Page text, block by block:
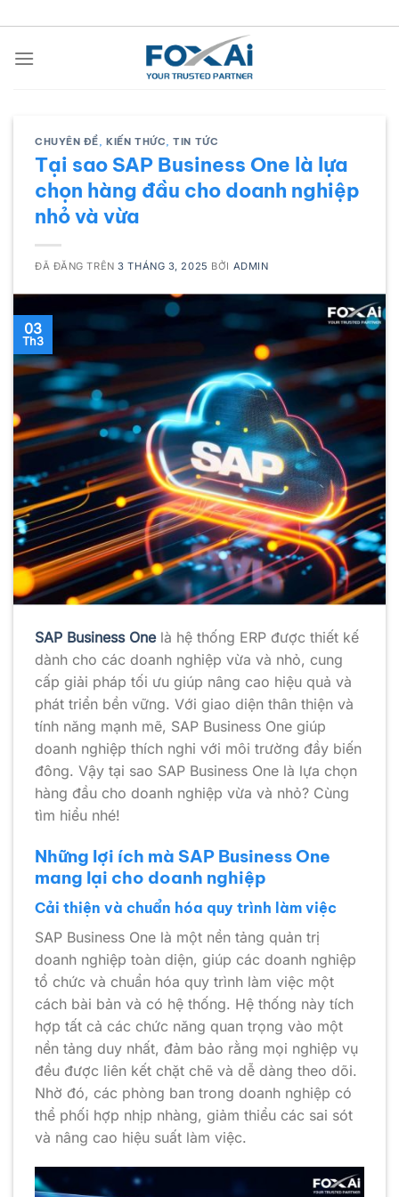
đến
nội
CHUYÊN ĐỀ,KIẾN THỨC,TIN TỨC
Tại sao SAP Business One là lựa
chọn hàng đầu cho doanh nghiệp
nhỏ và vừa
ĐÃ ĐĂNG TRÊN3 THÁNG 3, 2025 BỞI ADMIN
03
Th3
SAP Business Onelà hệ thống ERP được thiết kế
dành cho các doanh nghiệp vừa và nhỏ, cung
cấp giải pháp tối ưu giúp nâng cao hiệu quả và
phát triển bền vững. Với giao diện thân thiện và
tính năng mạnh mẽ, SAP Business One giúp
doanh nghiệp thích nghi với môi trường đầy biến
đông. Vậy tại sao SAP Business One là lựa chọn
hàng đầu cho doanh nghiệp vừa và nhỏ? Cùng
tìm hiểu nhé!
Những lợi ích mà SAP Business One
mang lại cho doanh nghiệp
Cải thiện và chuẩn hóa quy trình làm việc
SAP Business One là một nền tảng quản trị
doanh nghiệp toàn diện, giúp các doanh nghiệp
tổ chức và chuẩn hóa quy trình làm việc một
cách bài bản và có hệ thống. Hệ thống này tích
hợp tất cả các chức năng quan trọng vào một
nền tảng duy nhất, đảm bảo rằng mọi nghiệp vụ
đều được liên kết chặt chẽ và dễ dàng theo dõi.
Nhờ đó, các phòng ban trong doanh nghiệp có
thể phối hợp nhịp nhàng, giảm thiểu các sai sót
và nâng cao hiệu suất làm việc.